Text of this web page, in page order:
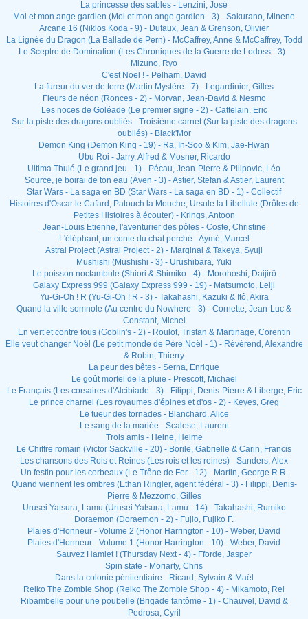
La princesse des sables - Lenzini, José
Moi et mon ange gardien (Moi et mon ange gardien - 3) - Sakurano, Minene
Arcane 16 (Niklos Koda - 9) - Dufaux, Jean & Grenson, Olivier
La Lignée du Dragon (La Ballade de Pern) - McCaffrey, Anne & McCaffrey, Todd
Le Sceptre de Domination (Les Chroniques de la Guerre de Lodoss - 3) -
Mizuno, Ryo
C'est Noël ! - Pelham, David
La fureur du ver de terre (Martin Mystère - 7) - Legardinier, Gilles
Fleurs de néon (Ronces - 2) - Morvan, Jean-David & Nesmo
Les noces de Goléade (Le premier signe - 2) - Cattelain, Eric
Sur la piste des dragons oubliés - Troisième carnet (Sur la piste des dragons
oubliés) - Black'Mor
Demon King (Demon King - 19) - Ra, In-Soo & Kim, Jae-Hwan
Ubu Roi - Jarry, Alfred & Mosner, Ricardo
Ultima Thulé (Le grand jeu - 1) - Pécau, Jean-Pierre & Pilipovic, Léo
Source, je boirai de ton eau (Aven - 3) - Astier, Stefan & Astier, Laurent
Star Wars - La saga en BD (Star Wars - La saga en BD - 1) - Collectif
Histoires d'Oscar le Cafard, Patouch la Mouche, Ursule la Libellule (Drôles de
Petites Histoires à écouter) - Krings, Antoon
Jean-Louis Etienne, l'aventurier des pôles - Coste, Christine
L'éléphant, un conte du chat perché - Aymé, Marcel
Astral Project (Astral Project - 2) - Marginal & Takeya, Syuji
Mushishi (Mushishi - 3) - Urushibara, Yuki
Le poisson noctambule (Shiori & Shimiko - 4) - Morohoshi, Daijirô
Galaxy Express 999 (Galaxy Express 999 - 19) - Matsumoto, Leiji
Yu-Gi-Oh ! R (Yu-Gi-Oh ! R - 3) - Takahashi, Kazuki & Itô, Akira
Quand la ville somnole (Au centre du Nowhere - 3) - Cornette, Jean-Luc &
Constant, Michel
En vert et contre tous (Goblin's - 2) - Roulot, Tristan & Martinage, Corentin
Elle veut changer Noël (Le petit monde de Père Noël - 1) - Révérend, Alexandre
& Robin, Thierry
La peur des bêtes - Serna, Enrique
Le goût mortel de la pluie - Prescott, Michael
Le Français (Les corsaires d'Alcibiade - 3) - Filippi, Denis-Pierre & Liberge, Eric
Le prince charnel (Les royaumes d'épines et d'os - 2) - Keyes, Greg
Le tueur des tornades - Blanchard, Alice
Le sang de la mariée - Scalese, Laurent
Trois amis - Heine, Helme
Le Chiffre romain (Victor Sackville - 20) - Borile, Gabrielle & Carin, Francis
Les chansons des Rois et Reines (Les rois et les reines) - Sanders, Alex
Un festin pour les corbeaux (Le Trône de Fer - 12) - Martin, George R.R.
Quand viennent les ombres (Ethan Ringler, agent fédéral - 3) - Filippi, Denis-
Pierre & Mezzomo, Gilles
Urusei Yatsura, Lamu (Urusei Yatsura, Lamu - 14) - Takahashi, Rumiko
Doraemon (Doraemon - 2) - Fujio, Fujiko F.
Plaies d'Honneur - Volume 2 (Honor Harrington - 10) - Weber, David
Plaies d'Honneur - Volume 1 (Honor Harrington - 10) - Weber, David
Sauvez Hamlet ! (Thursday Next - 4) - Fforde, Jasper
Spin state - Moriarty, Chris
Dans la colonie pénitentiaire - Ricard, Sylvain & Maël
Reiko The Zombie Shop (Reiko The Zombie Shop - 4) - Mikamoto, Rei
Ribambelle pour une poubelle (Brigade fantôme - 1) - Chauvel, David &
Pedrosa, Cyril